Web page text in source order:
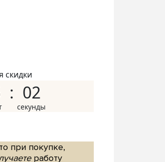
скидки
01
при покупке,
работу